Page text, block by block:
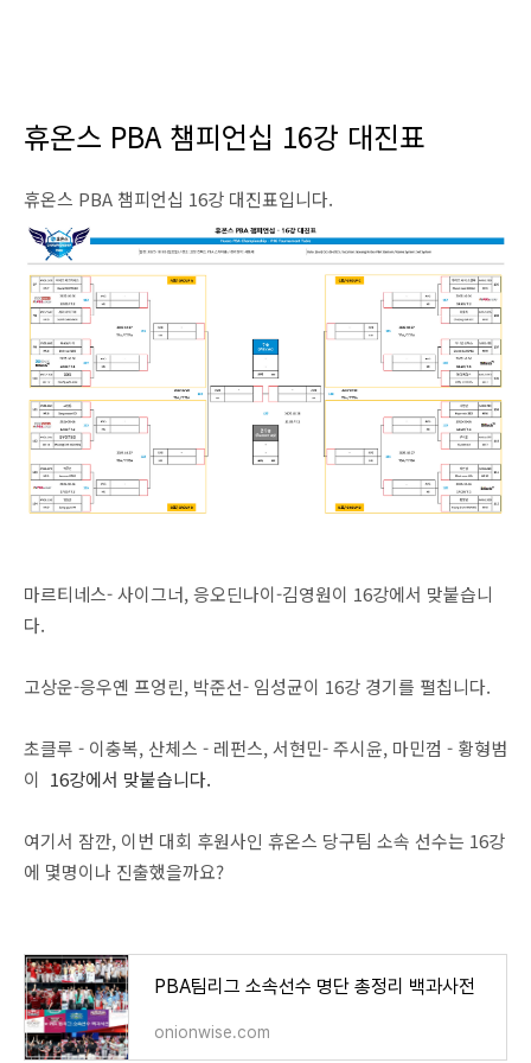
휴온스 PBA 챔피언십 16강 대진표
휴온스 PBA 챔피언십 16강 대진표입니다.
마르티네스- 사이그너, 응오딘나이-김영원이 16강에서 맞붙습니
다.
고상운-응우옌 프엉린, 박준선- 임성균이 16강 경기를 펼칩니다.
초클루 - 이충복, 산체스 - 레펀스, 서현민- 주시윤, 마민껌 - 황형범
이 16강에서 맞붙습니다.
여기서 잠깐, 이번 대회 후원사인 휴온스 당구팀 소속 선수는 16강
에 몇명이나 진출했을까요?
PBA팀리그 소속선수 명단 총정리 백과사전
onionwise.com